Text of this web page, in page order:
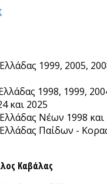
1999, 2005,
1998, 1999,
και 2025
Νέων 1998 και
Παίδων -
Καβάλας